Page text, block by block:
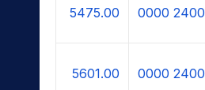
5475.00 0000 2400
5601.00 0000 2400